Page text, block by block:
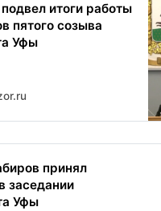
итоги работы
пятого созыва
Уфы
принял
заседании
Уфы